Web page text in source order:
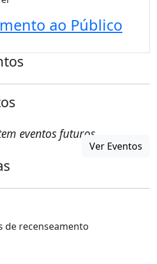
ao Público
eventos futuros
Ver Eventos
de recenseamento